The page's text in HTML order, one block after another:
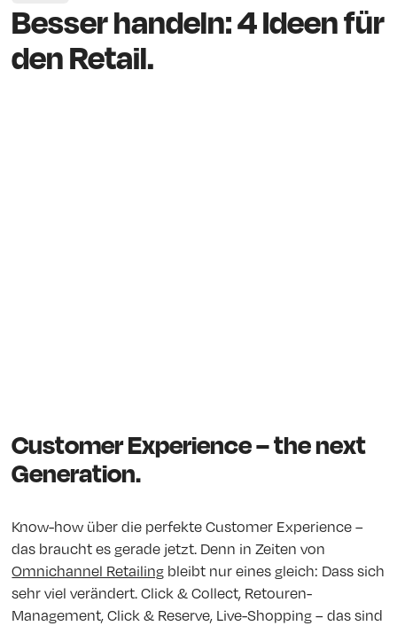
Besser handeln: 4 Ideen für
den Retail.
Customer Experience – the next
Generation.
Know-how über die perfekte Customer Experience –
das braucht es gerade jetzt. Denn in Zeiten von
Omnichannel Retailing bleibt nur eines gleich: Dass sich
sehr viel verändert. Click & Collect, Retouren-
Management, Click & Reserve, Live-Shopping – das sind